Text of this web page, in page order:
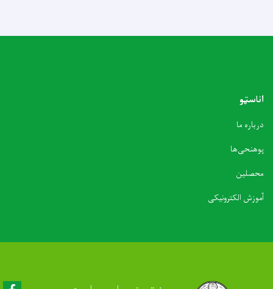
اناسټو
درباره ما
پوهنحی‌ها
محصلین
آموزش الکترونیکی